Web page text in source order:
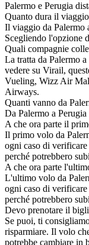
Palermo e Perugia
Quanto dura il
Il viaggio da Palermo
Scegliendo l'opzione
Quali compagnie
La tratta da Palermo
vedere su Virail,
Vueling, Wizz Air
Airways.
Quanti vanno da
Da Palermo a
A che ora parte il
Il primo volo da
ogni caso di
perché potrebbero
A che ora parte
L'ultimo volo da
ogni caso di
perché potrebbero
Devo prenotare il
Se puoi, ti
risparmiare. Il volo
potrebbe cambiare in